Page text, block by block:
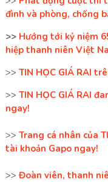
đình và phòng, chống
>> Hướng tới kỷ niệm
hiệp thanh niên Việt
>> TIN HỌC GIÁ RAI
>> TIN HỌC GIÁ RAI
ngay!
>> Trang cá nhân của
tài khoản Gapo ngay!
>>Đoàn viên, thanh